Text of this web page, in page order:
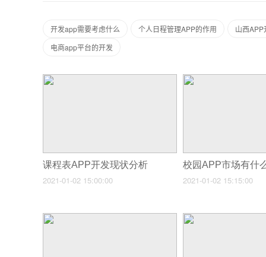
开发app需要考虑什么 个人日程管理APP的作用
山西APP
电商app平台的开发
课程表APP开发现状分析
2021-01-02 15:00:00
校园APP市场有什
2021-01-02 15:15:00